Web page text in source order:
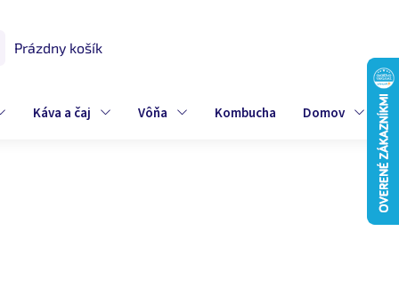
Prázdny košík
Káva a čaj Vôňa Kombucha Domov